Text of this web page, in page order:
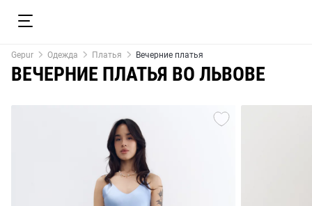
Gepur Одежда Платья Вечерние платья
ВЕЧЕРНИЕ ПЛАТЬЯ ВО ЛЬВОВЕ